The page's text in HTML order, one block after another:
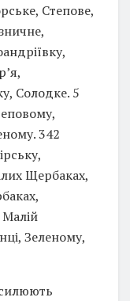
Степове,
Солодке. 5
342
Щербаках,
Малій
Зеленому,